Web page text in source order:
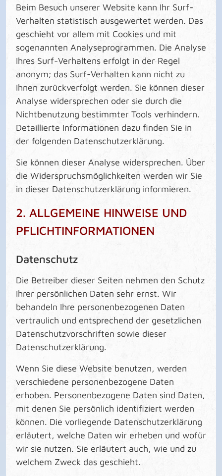
Beim Besuch unserer Website kann Ihr Surf-
Verhalten statistisch ausgewertet werden. Das
geschieht vor allem mit Cookies und mit
sogenannten Analyseprogrammen. Die Analyse
Ihres Surf-Verhaltens erfolgt in der Regel
anonym; das Surf-Verhalten kann nicht zu
Ihnen zurückverfolgt werden. Sie können dieser
Analyse widersprechen oder sie durch die
Nichtbenutzung bestimmter Tools verhindern.
Detaillierte Informationen dazu finden Sie in
der folgenden Datenschutzerklärung.
Sie können dieser Analyse widersprechen. Über
die Widerspruchsmöglichkeiten werden wir Sie
in dieser Datenschutzerklärung informieren.
2. ALLGEMEINE HINWEISE UND
PFLICHTINFORMATIONEN
Datenschutz
Die Betreiber dieser Seiten nehmen den Schutz
Ihrer persönlichen Daten sehr ernst. Wir
behandeln Ihre personenbezogenen Daten
vertraulich und entsprechend der gesetzlichen
Datenschutzvorschriften sowie dieser
Datenschutzerklärung.
Wenn Sie diese Website benutzen, werden
verschiedene personenbezogene Daten
erhoben. Personenbezogene Daten sind Daten,
mit denen Sie persönlich identifiziert werden
können. Die vorliegende Datenschutzerklärung
erläutert, welche Daten wir erheben und wofür
wir sie nutzen. Sie erläutert auch, wie und zu
welchem Zweck das geschieht.